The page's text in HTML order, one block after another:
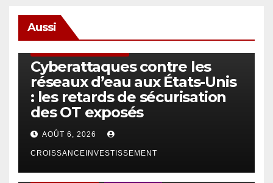
Aussi
Cyberattaques contre les
réseaux d’eau aux États-Unis
: les retards de sécurisation
des OT exposés
AOÛT 6, 2026
CROISSANCEINVESTISSEMENT